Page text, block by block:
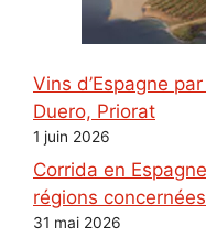
Vins d’Espagne par région : Rioja, Ribera del
Duero, Priorat
1 juin 2026
Corrida en Espagne : traditions, débat et
régions concernées
31 mai 2026